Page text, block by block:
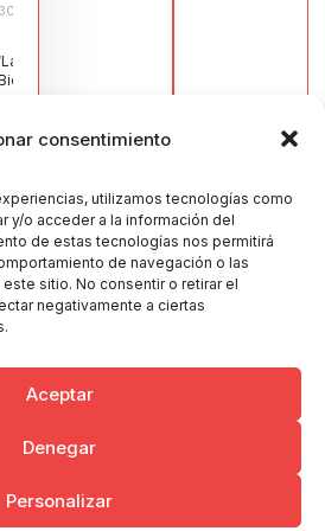
consentimiento
utilizamos tecnologías como
y/o acceder a la información del
de estas tecnologías nos permitirá
de navegación o las
sitio. No consentir o retirar el
negativamente a ciertas
Aceptar
Denegar
Personalizar
30/07/2026
‘La
estampa de
la Virgen
anuncia las
07/2026
de Argamasilla de Calatrava
Legal